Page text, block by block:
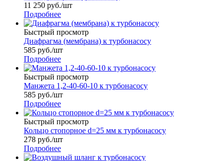
11 250 руб./шт
Подробнее
Быстрый просмотр
Диафрагма (мембрана) к турбонасосу
585 руб./шт
Подробнее
Быстрый просмотр
Манжета 1,2-40-60-10 к турбонасосу
585 руб./шт
Подробнее
Быстрый просмотр
Кольцо стопорное d=25 мм к турбонасосу
278 руб./шт
Подробнее